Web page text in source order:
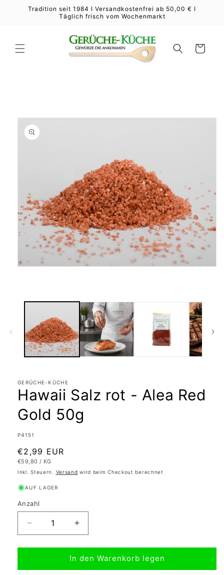
zumTradition seit 1984 I Versandkostenfrei ab 50,00 € I
Täglich frisch vom Wochenmarkt
Warenkorb
öffnen
GERÜCHE-KÜCHE
Hawaii Salz rot - Alea Red
Gold 50g
SKU:
P4151
Normaler
Preis
€2,99 EUR
GRUNDPREIS
€59,80 / PRO
KG
Inkl. Steuern. Versand wird beim Checkout berechnet
AUF LAGER
Anzahl
Verringere
die
Menge
Hawaii
Erhöhe
die
Menge
für
Hawaii
In den Warenkorb legen